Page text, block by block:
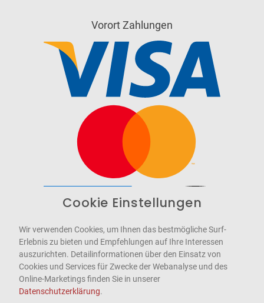
Vorort Zahlungen
WCAG-2.1-AA
Cookie Einstellungen
Wir verwenden Cookies, um Ihnen das bestmögliche Surf-
Erlebnis zu bieten und Empfehlungen auf Ihre Interessen
auszurichten. Detailinformationen über den Einsatz von
Cookies und Services für Zwecke der Webanalyse und des
Online-Marketings finden Sie in unserer
Datenschutzerklärung.